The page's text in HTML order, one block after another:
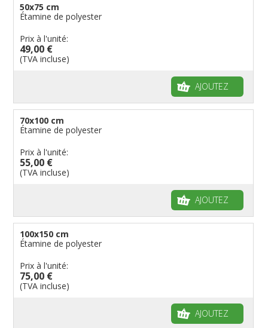
50x75 cm
Étamine de polyester
Prix à l'unité:
49,00 €
(TVA incluse)
AJOUTEZ
70x100 cm
Étamine de polyester
Prix à l'unité:
55,00 €
(TVA incluse)
AJOUTEZ
100x150 cm
Étamine de polyester
Prix à l'unité:
75,00 €
(TVA incluse)
AJOUTEZ